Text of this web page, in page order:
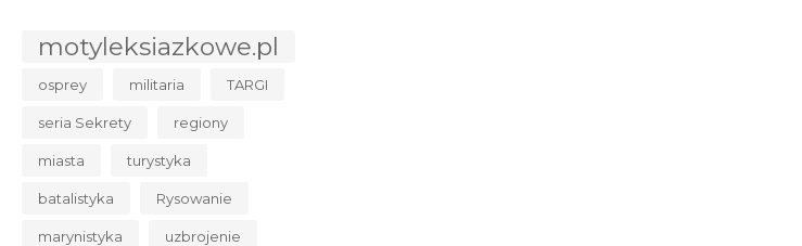
motyleksiazkowe.pl
osprey militaria TARGI
seria Sekrety regiony
miasta turystyka
batalistyka Rysowanie
marynistyka uzbrojenie